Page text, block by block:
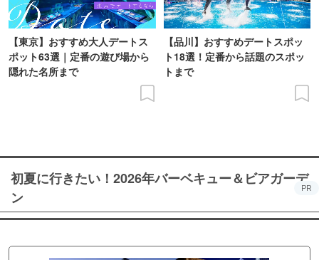
【東京】おすすめ大人デートス
ポット63選｜定番の遊び場から
隠れた名所まで
【品川】おすすめデートスポッ
ト18選！定番から話題のスポッ
トまで
初夏に行きたい！2026年バーベキュー＆ビアガーデ
ン
PR